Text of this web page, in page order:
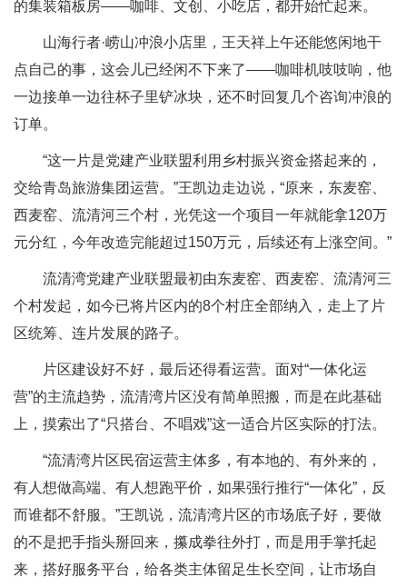
的集装箱板房——咖啡、文创、小吃店，都开始忙起来。
山海行者·崂山冲浪小店里，王天祥上午还能悠闲地干
点自己的事，这会儿已经闲不下来了——咖啡机吱吱响，他
一边接单一边往杯子里铲冰块，还不时回复几个咨询冲浪的
订单。
“这一片是党建产业联盟利用乡村振兴资金搭起来的，
交给青岛旅游集团运营。”王凯边走边说，“原来，东麦窑、
西麦窑、流清河三个村，光凭这一个项目一年就能拿120万
元分红，今年改造完能超过150万元，后续还有上涨空间。”
流清湾党建产业联盟最初由东麦窑、西麦窑、流清河三
个村发起，如今已将片区内的8个村庄全部纳入，走上了片
区统筹、连片发展的路子。
片区建设好不好，最后还得看运营。面对“一体化运
营”的主流趋势，流清湾片区没有简单照搬，而是在此基础
上，摸索出了“只搭台、不唱戏”这一适合片区实际的打法。
“流清湾片区民宿运营主体多，有本地的、有外来的，
有人想做高端、有人想跑平价，如果强行推行“一体化”，反
而谁都不舒服。”王凯说，流清湾片区的市场底子好，要做
的不是把手指头掰回来，攥成拳往外打，而是用手掌托起
来，搭好服务平台，给各类主体留足生长空间，让市场自